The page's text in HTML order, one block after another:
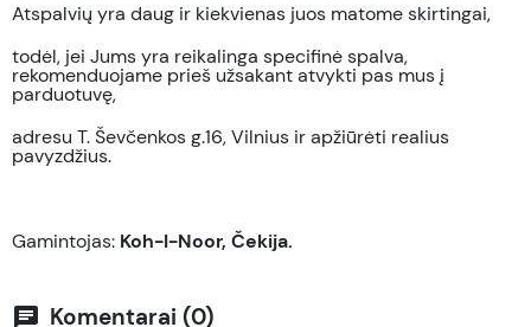
Atspalvių yra daug ir kiekvienas juos matome skirtingai,
todėl, jei Jums yra reikalinga specifinė spalva,
rekomenduojame prieš užsakant atvykti pas mus į
parduotuvę,
adresu T. Ševčenkos g.16, Vilnius ir apžiūrėti realius
pavyzdžius.
Gamintojas: Koh-I-Noor, Čekija.
chat Komentarai (0)